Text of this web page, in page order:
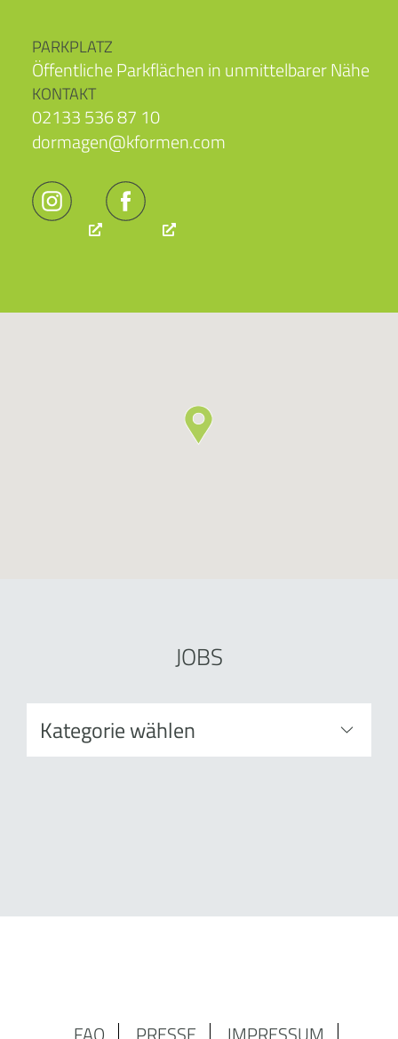
PARKPLATZ
Öffentliche Parkflächen in unmittelbarer Nähe
KONTAKT
02133 536 87 10
dormagen@kformen.com
JOBS